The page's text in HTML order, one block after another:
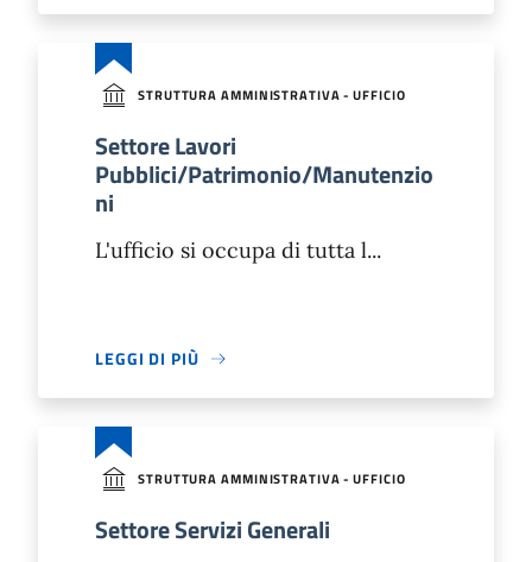
STRUTTURA AMMINISTRATIVA - UFFICIO
Settore Lavori
Pubblici/Patrimonio/Manutenzio
ni
L'ufficio si occupa di tutta l...
LEGGI DI PIÙ
STRUTTURA AMMINISTRATIVA - UFFICIO
Settore Servizi Generali